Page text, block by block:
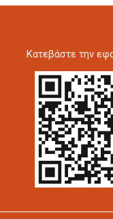
Kατεβάστε την